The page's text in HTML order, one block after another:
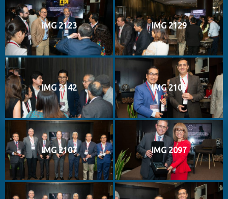
IMG 2123 IMG 2129
IMG 2142 IMG 2109
IMG 2107 IMG 2097